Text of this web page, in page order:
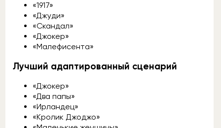
«1917»
«Джуди»
«Скандал»
«Джокер»
«Малефисента»
Лучший адаптированный сценарий
«Джокер»
«Два папы»
«Ирландец»
«Кролик Джоджо»